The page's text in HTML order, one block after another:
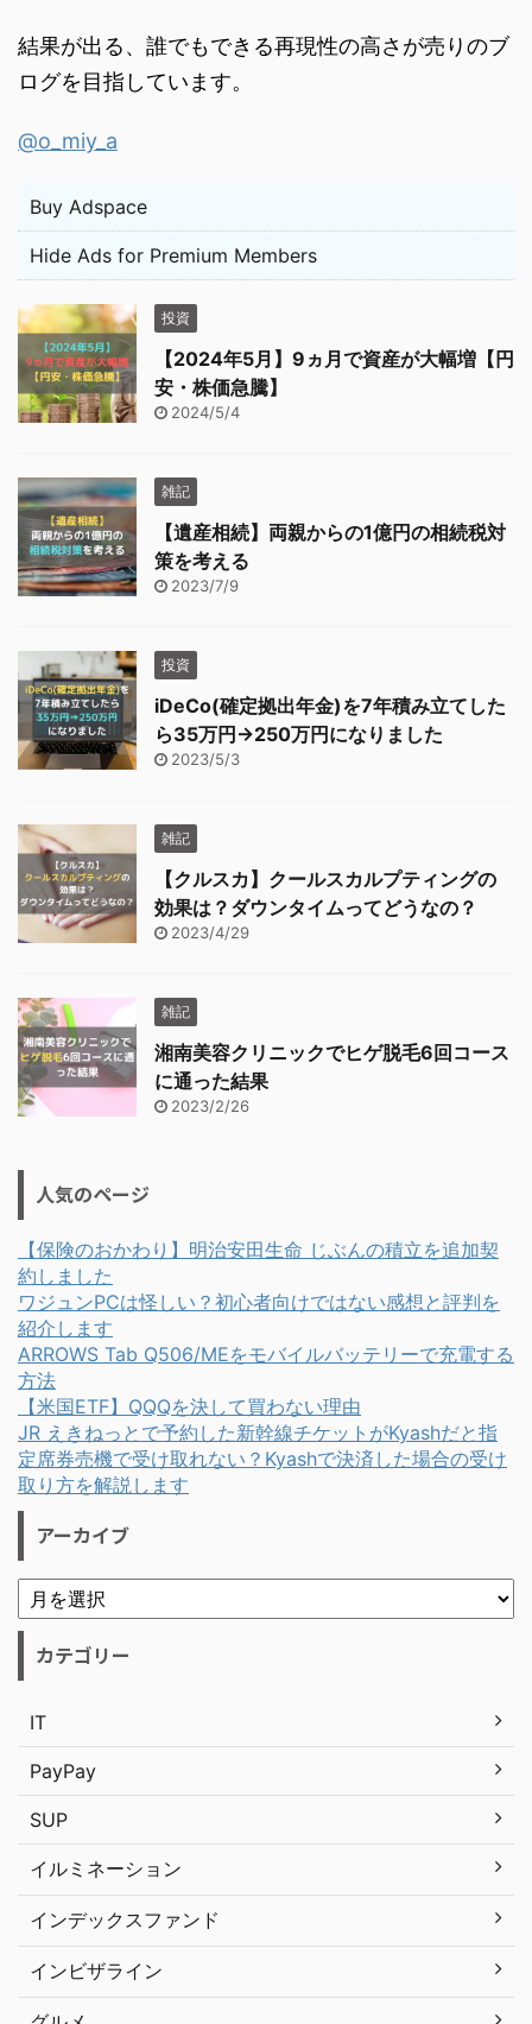
結果が出る、誰でもできる再現性の高さが売りのブ
ログを目指しています。
@o_miy_a
Buy Adspace
Hide Ads for Premium Members
投資
【2024年5月】9ヵ月で資産が大幅増【円
安・株価急騰】
2024/5/4
雑記
【遺産相続】両親からの1億円の相続税対
策を考える
2023/7/9
投資
iDeCo(確定拠出年金)を7年積み立てした
ら35万円→250万円になりました
2023/5/3
雑記
【クルスカ】クールスカルプティングの
効果は？ダウンタイムってどうなの？
2023/4/29
雑記
湘南美容クリニックでヒゲ脱毛6回コース
に通った結果
2023/2/26
人気のページ
【保険のおかわり】明治安田生命 じぶんの積立を追加契
約しました
ワジュンPCは怪しい？初心者向けではない感想と評判を
紹介します
ARROWS Tab Q506/MEをモバイルバッテリーで充電する
方法
【米国ETF】QQQを決して買わない理由
JR えきねっとで予約した新幹線チケットがKyashだと指
定席券売機で受け取れない？Kyashで決済した場合の受け
取り方を解説します
アーカイブ
カテゴリー
IT
PayPay
SUP
イルミネーション
インデックスファンド
インビザライン